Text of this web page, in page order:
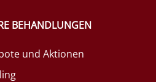
BEHANDLUNGEN
und Aktionen